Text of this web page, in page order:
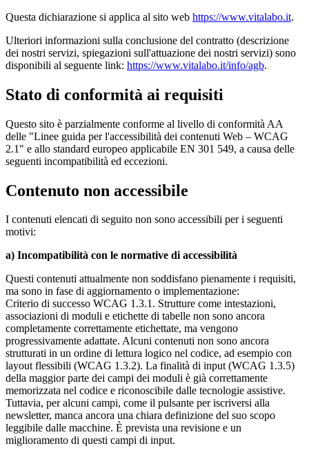
Questa dichiarazione si applica al sito web https://www.vitalabo.it.
Ulteriori informazioni sulla conclusione del contratto (descrizione
dei nostri servizi, spiegazioni sull'attuazione dei nostri servizi) sono
disponibili al seguente link: https://www.vitalabo.it/info/agb.
Stato di conformità ai requisiti
Questo sito è parzialmente conforme al livello di conformità AA
delle "Linee guida per l'accessibilità dei contenuti Web – WCAG
2.1" e allo standard europeo applicabile EN 301 549, a causa delle
seguenti incompatibilità ed eccezioni.
Contenuto non accessibile
I contenuti elencati di seguito non sono accessibili per i seguenti
motivi:
a) Incompatibilità con le normative di accessibilità
Questi contenuti attualmente non soddisfano pienamente i requisiti,
ma sono in fase di aggiornamento o implementazione:
Criterio di successo WCAG 1.3.1. Strutture come intestazioni,
associazioni di moduli e etichette di tabelle non sono ancora
completamente correttamente etichettate, ma vengono
progressivamente adattate. Alcuni contenuti non sono ancora
strutturati in un ordine di lettura logico nel codice, ad esempio con
layout flessibili (WCAG 1.3.2). La finalità di input (WCAG 1.3.5)
della maggior parte dei campi dei moduli è già correttamente
memorizzata nel codice e riconoscibile dalle tecnologie assistive.
Tuttavia, per alcuni campi, come il pulsante per iscriversi alla
newsletter, manca ancora una chiara definizione del suo scopo
leggibile dalle macchine. È prevista una revisione e un
miglioramento di questi campi di input.